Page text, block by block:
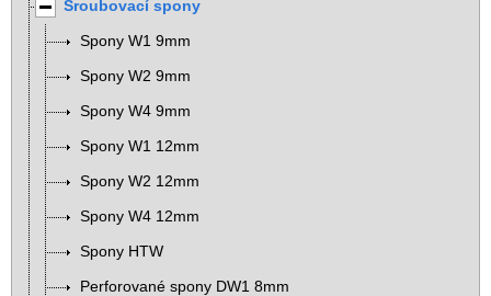
Šroubovací spony
Spony W1 9mm
Spony W2 9mm
Spony W4 9mm
Spony W1 12mm
Spony W2 12mm
Spony W4 12mm
Spony HTW
Perforované spony DW1 8mm